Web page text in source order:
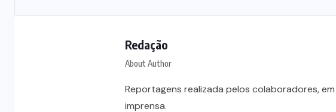
Redação
About Author
Reportagens realizada pelos colaboradores,
imprensa.